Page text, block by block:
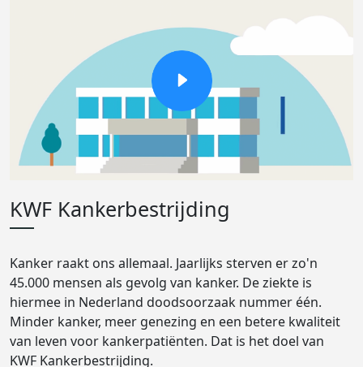
KWF Kankerbestrijding
Kanker raakt ons allemaal. Jaarlijks sterven er zo'n
45.000 mensen als gevolg van kanker. De ziekte is
hiermee in Nederland doodsoorzaak nummer één.
Minder kanker, meer genezing en een betere kwaliteit
van leven voor kankerpatiënten. Dat is het doel van
KWF Kankerbestrijding.